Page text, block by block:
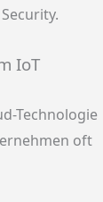
IoT
Technologie
oft